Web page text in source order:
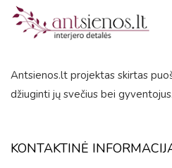
5
Antsienos.lt projektas skirtas
džiuginti jų svečius bei gyventojus.
KONTAKTINĖ